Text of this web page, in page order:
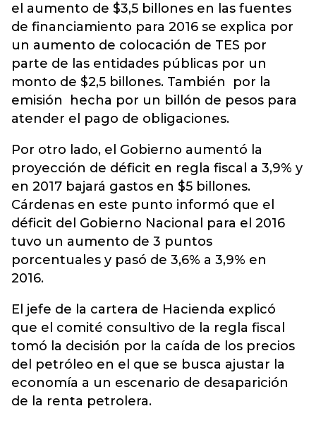
el aumento de $3,5 billones en las fuentes
de financiamiento para 2016 se explica por
un aumento de colocación de TES por
parte de las entidades públicas por un
monto de $2,5 billones. También por la
emisión hecha por un billón de pesos para
atender el pago de obligaciones.
Por otro lado, el Gobierno aumentó la
proyección de déficit en regla fiscal a 3,9% y
en 2017 bajará gastos en $5 billones.
Cárdenas en este punto informó que el
déficit del Gobierno Nacional para el 2016
tuvo un aumento de 3 puntos
porcentuales y pasó de 3,6% a 3,9% en
2016.
El jefe de la cartera de Hacienda explicó
que el comité consultivo de la regla fiscal
tomó la decisión por la caída de los precios
del petróleo en el que se busca ajustar la
economía a un escenario de desaparición
de la renta petrolera.